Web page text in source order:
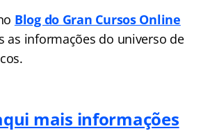
Blog do Gran Cursos Online
as informações do universo de
mais informações